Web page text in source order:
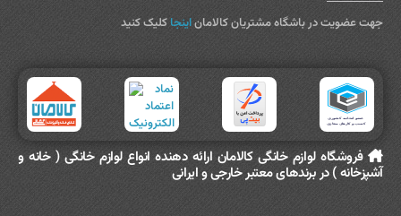
جهت عضویت در باشگاه مشتریان کالاماناینجا کلیک کنید
فروشگاه لوازم خانگی کالامان ارائه دهنده انواع لوازم خانگی ( خانه و
آشپزخانه ) در برندهای معتبر خارجی و ایرانی